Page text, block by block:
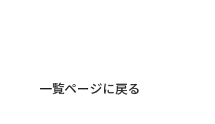
一覧ページに戻る